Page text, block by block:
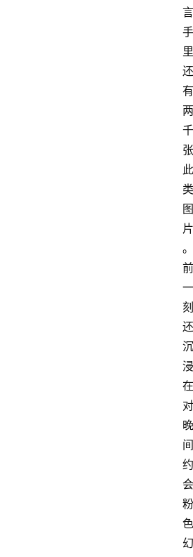
言
手
里
还
有
两
千
张
此
类
图
片
。
前
一
刻
还
沉
浸
在
对
晚
间
约
会
粉
色
幻